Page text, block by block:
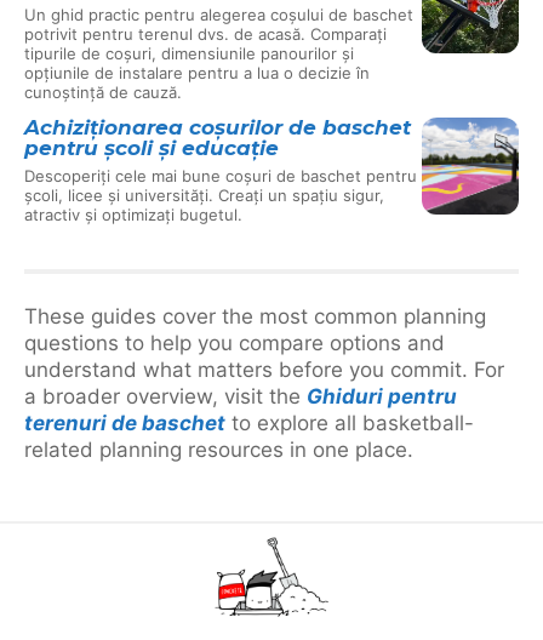
Un ghid practic pentru alegerea coșului de baschet
potrivit pentru terenul dvs. de acasă. Comparați
tipurile de coșuri, dimensiunile panourilor și
opțiunile de instalare pentru a lua o decizie în
cunoștință de cauză.
Achiziționarea coșurilor de baschet
pentru școli și educație
Descoperiți cele mai bune coșuri de baschet pentru
școli, licee și universități. Creați un spațiu sigur,
atractiv și optimizați bugetul.
These guides cover the most common planning
questions to help you compare options and
understand what matters before you commit. For
a broader overview, visit the Ghiduri pentru
terenuri de baschet to explore all basketball-
related planning resources in one place.